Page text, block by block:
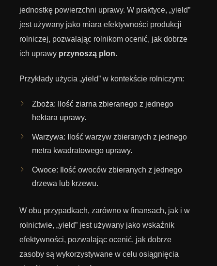
jednostkę powierzchni uprawy. W praktyce, „yield”
jest używany jako miara efektywności produkcji
rolniczej, pozwalając rolnikom ocenić, jak dobrze
ich uprawy przynoszą plon.
Przykłady użycia „yield” w kontekście rolniczym:
Zboża: Ilość ziarna zbieranego z jednego
hektara uprawy.
Warzywa: Ilość warzyw zbieranych z jednego
metra kwadratowego uprawy.
Owoce: Ilość owoców zbieranych z jednego
drzewa lub krzewu.
W obu przypadkach, zarówno w finansach, jak i w
rolnictwie, „yield” jest używany jako wskaźnik
efektywności, pozwalając ocenić, jak dobrze
zasoby są wykorzystywane w celu osiągnięcia